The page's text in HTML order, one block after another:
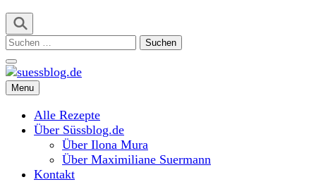
Suchen
suessblog.de
Menu
Alle Rezepte
Über Süssblog.de
Über Ilona Mura
Über Maximiliane Suermann
Kontakt